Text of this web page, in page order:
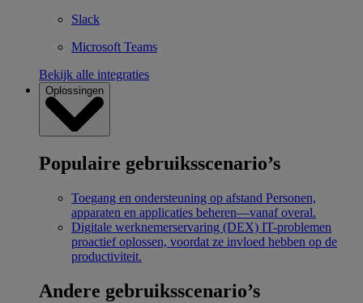
Slack
Microsoft Teams
Bekijk alle integraties
Oplossingen
Populaire gebruiksscenario’s
Toegang en ondersteuning op afstand Personen,
apparaten en applicaties beheren—vanaf overal.
Digitale werknemerservaring (DEX) IT-problemen
proactief oplossen, voordat ze invloed hebben op de
productiviteit.
Andere gebruiksscenario’s